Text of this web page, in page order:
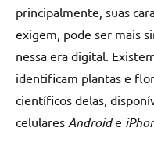
principalmente, suas
exigem, pode ser mais
nessa era digital.
identificam plantas e
científicos delas,
celulares Androide